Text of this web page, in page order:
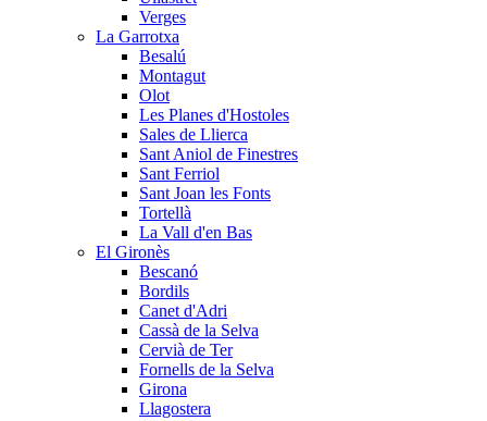
Verges
La Garrotxa
Besalú
Montagut
Olot
Les Planes d'Hostoles
Sales de Llierca
Sant Aniol de Finestres
Sant Ferriol
Sant Joan les Fonts
Tortellà
La Vall d'en Bas
El Gironès
Bescanó
Bordils
Canet d'Adri
Cassà de la Selva
Cervià de Ter
Fornells de la Selva
Girona
Llagostera